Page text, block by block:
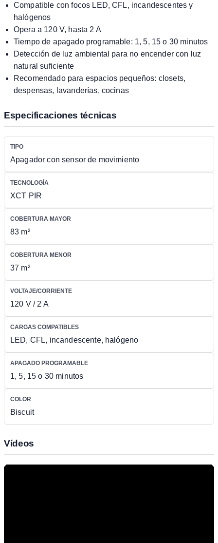
Compatible con focos LED, CFL, incandescentes y
halógenos
Opera a 120 V, hasta 2 A
Tiempo de apagado programable: 1, 5, 15 o 30 minutos
Detección de luz ambiental para no encender con luz
natural suficiente
Recomendado para espacios pequeños: closets,
despensas, lavanderías, cocinas
Especificaciones técnicas
TIPO
Apagador con sensor de movimiento
TECNOLOGÍA
XCT PIR
COBERTURA MAYOR
83 m²
COBERTURA MENOR
37 m²
VOLTAJE/CORRIENTE
120 V / 2 A
CARGAS COMPATIBLES
LED, CFL, incandescente, halógeno
APAGADO PROGRAMABLE
1, 5, 15 o 30 minutos
COLOR
Biscuit
Vídeos